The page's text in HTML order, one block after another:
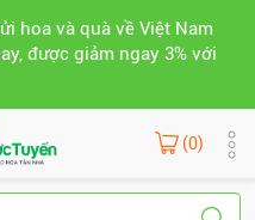
hoa và quà về Việt Nam
được giảm ngay 3% với
(0)